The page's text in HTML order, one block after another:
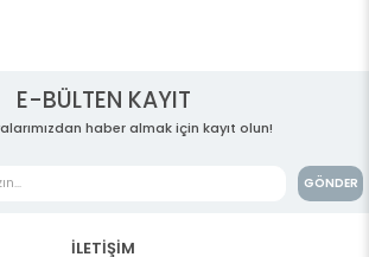
E-BÜLTEN KAYIT
haber almak için kayıt olun!
GÖNDER
İLETİŞİM